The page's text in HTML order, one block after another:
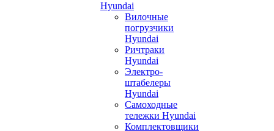
Hyundai
Вилочные
погрузчики
Hyundai
Ричтраки
Hyundai
Электро-
штабелеры
Hyundai
Самоходные
тележки Hyundai
Комплектовщики